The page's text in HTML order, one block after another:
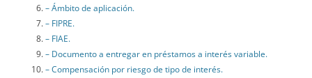
– Ámbito de aplicación.
– FIPRE.
– FIAE.
– Documento a entregar en préstamos a interés variable.
– Compensación por riesgo de tipo de interés.